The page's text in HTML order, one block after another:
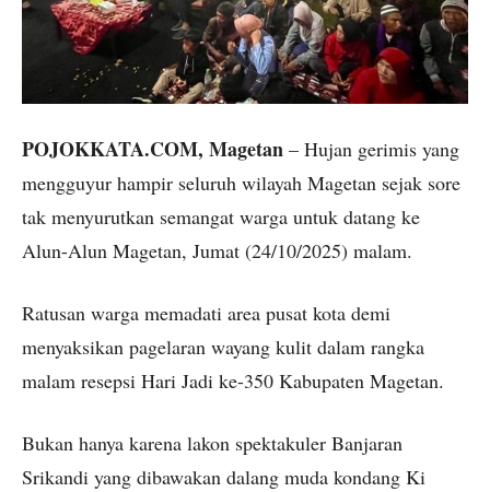
POJOKKATA.COM, Magetan – Hujan gerimis yang
mengguyur hampir seluruh wilayah Magetan sejak sore
tak menyurutkan semangat warga untuk datang ke
Alun-Alun Magetan, Jumat (24/10/2025) malam.
Ratusan warga memadati area pusat kota demi
menyaksikan pagelaran wayang kulit dalam rangka
malam resepsi Hari Jadi ke-350 Kabupaten Magetan.
Bukan hanya karena lakon spektakuler Banjaran
Srikandi yang dibawakan dalang muda kondang Ki